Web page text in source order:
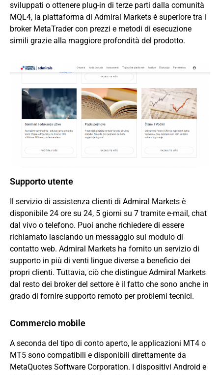
sviluppati o ottenere plug-in di terze parti dalla comunità
MQL4, la piattaforma di Admiral Markets è superiore tra i
broker MetaTrader con prezzi e metodi di esecuzione
simili grazie alla maggiore profondità del prodotto.
Supporto utente
Il servizio di assistenza clienti di Admiral Markets è
disponibile 24 ore su 24, 5 giorni su 7 tramite e-mail, chat
dal vivo o telefono. Puoi anche richiedere di essere
richiamato lasciando un messaggio sul modulo di
contatto web. Admiral Markets ha fornito un servizio di
supporto in più di venti lingue diverse a beneficio dei
propri clienti. Tuttavia, ciò che distingue Admiral Markets
dal resto dei broker del settore è il fatto che sono anche in
grado di fornire supporto remoto per problemi tecnici.
Commercio mobile
A seconda del tipo di conto aperto, le applicazioni MT4 o
MT5 sono compatibili e disponibili direttamente da
MetaQuotes Software Corporation. I dispositivi Android e